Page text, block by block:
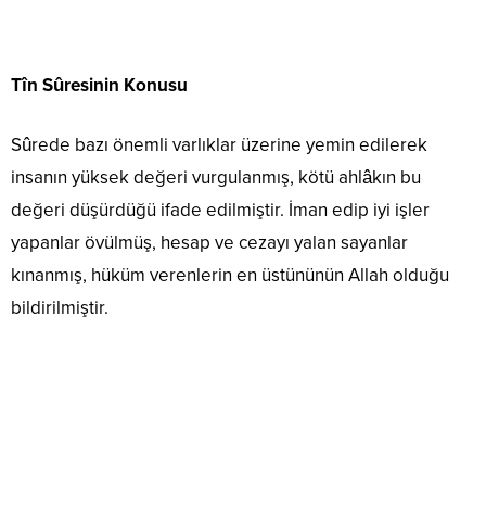
Tîn Sûresinin Konusu
Sûrede bazı önemli varlıklar üzerine yemin edilerek
insanın yüksek değeri vurgulanmış, kötü ahlâkın bu
değeri düşürdüğü ifade edilmiştir. İman edip iyi işler
yapanlar övülmüş, hesap ve cezayı yalan sayanlar
kınanmış, hüküm verenlerin en üstününün Allah olduğu
bildiril­miştir.